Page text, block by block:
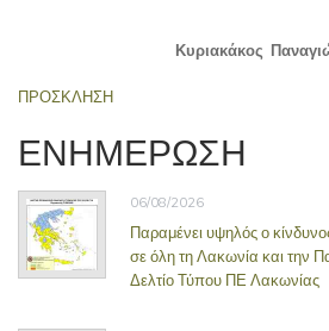
Κυριακάκος
ΠΡΟΣΚΛΗΣΗ
ΕΝΗΜΕΡΩΣΗ
06/08/2026
Παραμένει υψηλός ο
σε όλη τη Λακωνία και
Δελτίο Τύπου ΠΕ Λακωνίας